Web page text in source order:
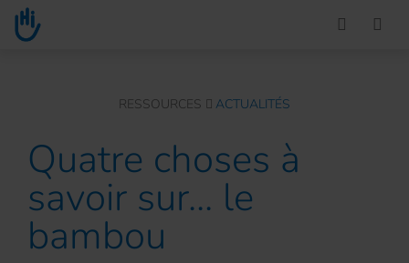
Go to main content
You are here :RESSOURCES ACTUALITÉS
Quatre choses à
savoir sur... le
bambou